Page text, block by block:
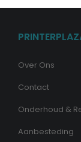
Over Ons
Contact
Onderhoud &
Aanbesteding